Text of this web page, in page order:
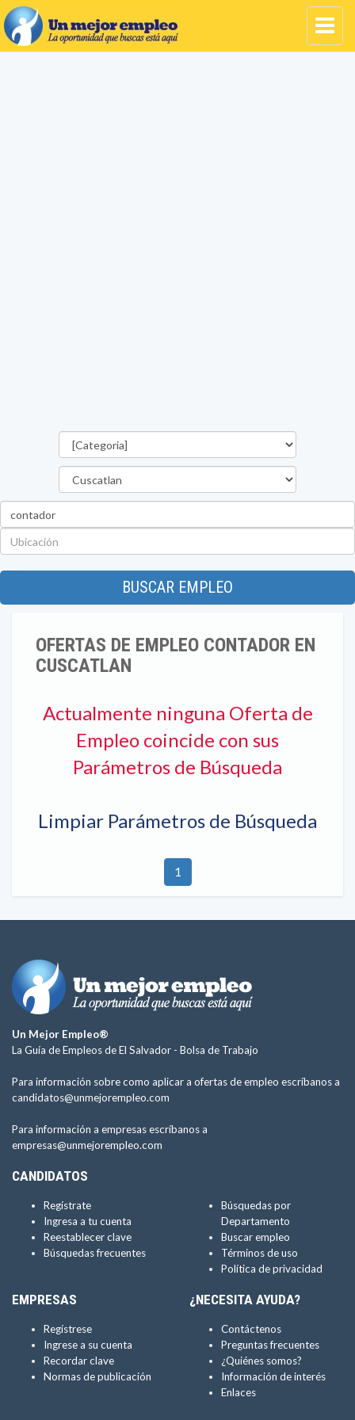
BUSCAR EMPLEO
OFERTAS DE EMPLEO CONTADOR EN
CUSCATLAN
Actualmente ninguna Oferta de
Empleo coincide con sus
Parámetros de Búsqueda
Limpiar Parámetros de Búsqueda
1
Un Mejor Empleo®
La Guía de Empleos de El Salvador - Bolsa de Trabajo
Para información sobre como aplicar a ofertas de empleo escríbanos a
candidatos@unmejorempleo.com
Para información a empresas escríbanos a
empresas@unmejorempleo.com
CANDIDATOS
Regístrate
Ingresa a tu cuenta
Reestablecer clave
Búsquedas frecuentes
Búsquedas por
Departamento
Buscar empleo
Términos de uso
Política de privacidad
EMPRESAS
Regístrese
Ingrese a su cuenta
Recordar clave
Normas de publicación
¿NECESITA AYUDA?
Contáctenos
Preguntas frecuentes
¿Quiénes somos?
Información de interés
Enlaces